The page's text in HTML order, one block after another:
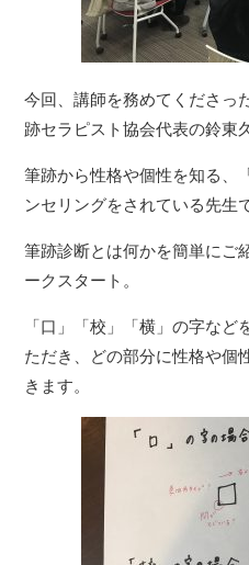
今回、講師を務めてくださっ
跡セラピスト協会代表の鈴東
筆跡から性格や個性を知る、
ンセリングをされている先生
筆跡診断とは何かを簡単にご
ークスタート。
「口」「校」「横」の字な
ただき、どの部分に性格や個
きます。